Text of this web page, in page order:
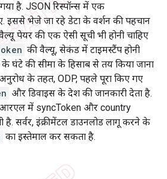
है. JSON रिस्पॉन्स में एक
इससे भेजे जा रहे डेटा के वर्शन की पहचान
पेयर की एक ऐसी सूची भी होनी चाहिए
की वैल्यू, सेकंड में टाइमस्टैंप होनी
के घंटे की सीमा के हिसाब से तय किया जाना
के तहत, ODP, पहले पूरा किए गए
और डिवाइस के देश की जानकारी देता है.
में syncToken और country
है. सर्वर, इंक्रीमेंटल डाउनलोड लागू करने के
का इस्तेमाल कर सकता है.